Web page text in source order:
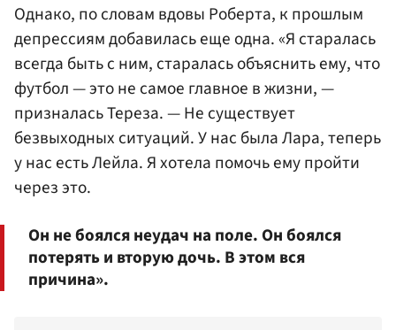
Однако, по словам вдовы Роберта, к прошлым
депрессиям добавилась еще одна. «Я старалась
всегда быть с ним, старалась объяснить ему, что
футбол — это не самое главное в жизни, —
призналась Тереза. — Не существует
безвыходных ситуаций. У нас была Лара, теперь
у нас есть Лейла. Я хотела помочь ему пройти
через это.
Он не боялся неудач на поле. Он боялся
потерять и вторую дочь. В этом вся
причина».